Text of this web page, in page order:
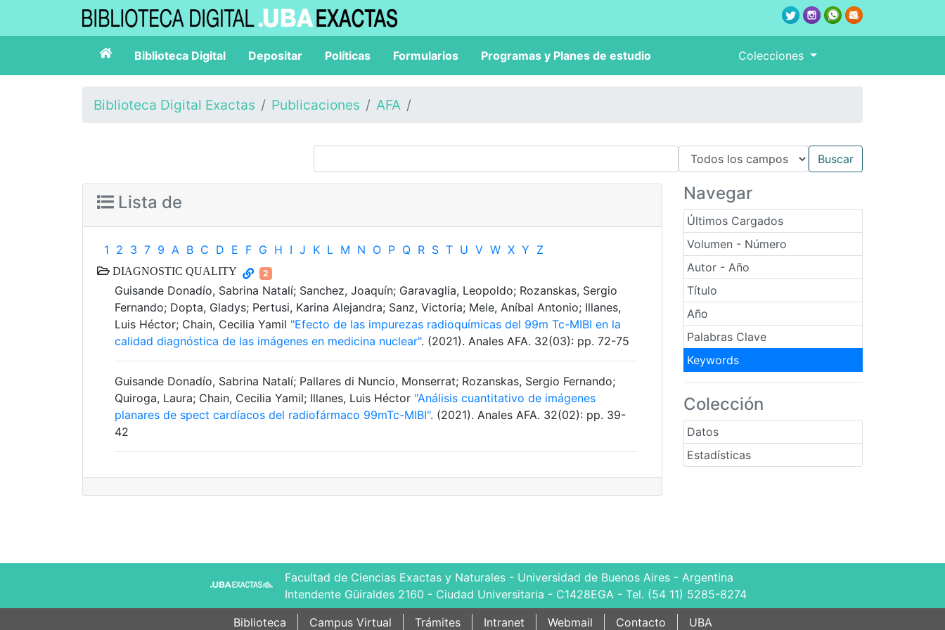
Biblioteca Digital Depositar Políticas Formularios Programas y Planes de estudio Colecciones
Biblioteca Digital Exactas Publicaciones AFA
Navegar
Últimos Cargados
Volumen - Número
Autor - Año
Título
Año
Palabras Clave
Keywords
Colección
Datos
Estadísticas
Lista de
1 2 3 7 9 A B C D E F G H I J K L M N O P Q R S T U V W X Y Z
DIAGNOSTIC QUALITY 2
Guisande Donadío, Sabrina Natalí; Sanchez, Joaquín; Garavaglia, Leopoldo; Rozanskas, Sergio
Fernando; Dopta, Gladys; Pertusi, Karina Alejandra; Sanz, Victoria; Mele, Aníbal Antonio; Illanes,
Luis Héctor; Chain, Cecilia Yamil "Efecto de las impurezas radioquímicas del 99m Tc-MIBI en la
calidad diagnóstica de las imágenes en medicina nuclear". (2021). Anales AFA. 32(03): pp. 72-75
Guisande Donadío, Sabrina Natalí; Pallares di Nuncio, Monserrat; Rozanskas, Sergio Fernando;
Quiroga, Laura; Chain, Cecilia Yamil; Illanes, Luis Héctor "Análisis cuantitativo de imágenes
planares de spect cardíacos del radiofármaco 99mTc-MIBI". (2021). Anales AFA. 32(02): pp. 39-
42
Facultad de Ciencias Exactas y Naturales - Universidad de Buenos Aires - Argentina
Intendente Güiraldes 2160 - Ciudad Universitaria - C1428EGA - Tel. (54 11) 5285-8274
Biblioteca
Campus Virtual Trámites Intranet Webmail Contacto UBA